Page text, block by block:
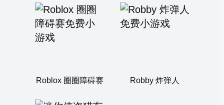
Roblox 圈圈障碍赛 Robby 炸弹人